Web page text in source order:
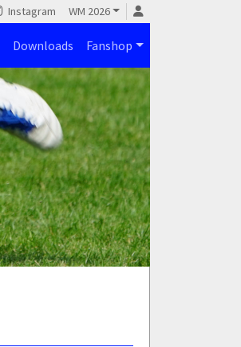
Instagram WM 2026
Downloads Fanshop